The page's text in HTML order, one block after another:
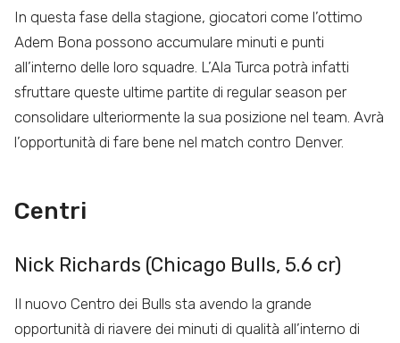
In questa fase della stagione, giocatori come l’ottimo
Adem Bona possono accumulare minuti e punti
all’interno delle loro squadre. L’Ala Turca potrà infatti
sfruttare queste ultime partite di regular season per
consolidare ulteriormente la sua posizione nel team. Avrà
l’opportunità di fare bene nel match contro Denver.
Centri
Nick Richards (Chicago Bulls, 5.6 cr)
Il nuovo Centro dei Bulls sta avendo la grande
opportunità di riavere dei minuti di qualità all’interno di